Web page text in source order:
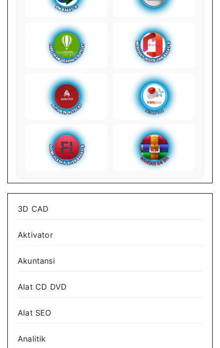
3D CAD
Aktivator
Akuntansi
Alat CD DVD
Alat SEO
Analitik